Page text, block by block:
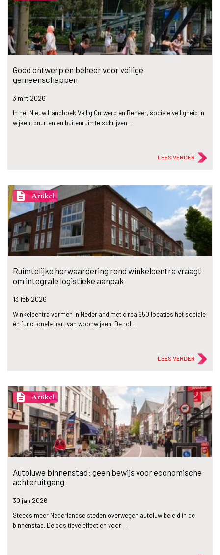
Goed ontwerp en beheer voor veilige
gemeenschappen
3 mrt 2026
In het Nieuw Handboek Veilig Ontwerp en Beheer, sociale veiligheid in
wijken, buurten en buitenruimte schrijven…
LEES VERDER
description Artikel
Ruimtelijke herwaardering rond winkelcentra vraagt
om integrale logistieke aanpak
13 feb 2026
Winkelcentra vormen in Nederland met circa 650 locaties het sociale
én functionele hart van woonwijken. De rol…
LEES VERDER
description Artikel
Autoluwe binnenstad: geen bewijs voor economische
achteruitgang
30 jan 2026
Steeds meer Nederlandse steden overwegen autoluw beleid in de
binnenstad. De positieve effectien voor…